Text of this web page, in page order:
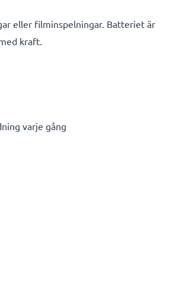
eller filminspelningar. Batteriet är
kraft.
varje gång